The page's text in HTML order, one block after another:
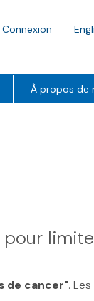
Connexion
À propos de
de cancer".